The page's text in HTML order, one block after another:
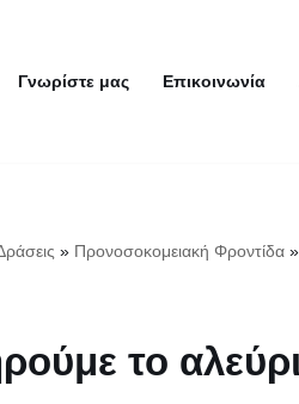
Γνωρίστε μας Επικοινωνία
» Προνοσοκομειακή Φροντίδα »
το